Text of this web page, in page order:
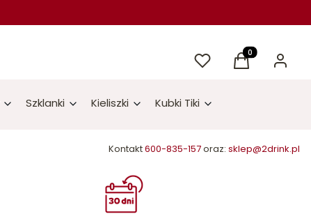
UlubioneProdukty w
Koszyk Zaloguj
Szklanki Kieliszki Kubki Tiki
Kontakt600-835-157oraz: sklep@2drink.pl